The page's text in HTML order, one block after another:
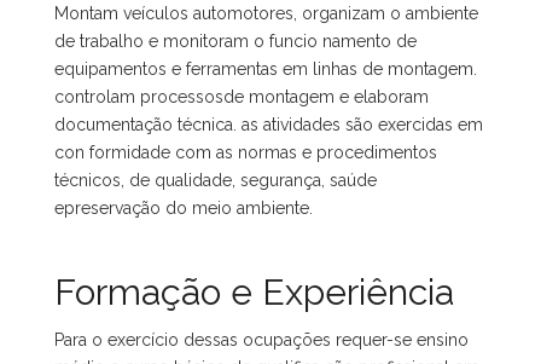
Montam veículos automotores, organizam o ambiente
de trabalho e monitoram o funcio namento de
equipamentos e ferramentas em linhas de montagem.
controlam processosde montagem e elaboram
documentação técnica. as atividades são exercidas em
con formidade com as normas e procedimentos
técnicos, de qualidade, segurança, saúde
epreservação do meio ambiente.
Formação e Experiência
Para o exercício dessas ocupações requer-se ensino